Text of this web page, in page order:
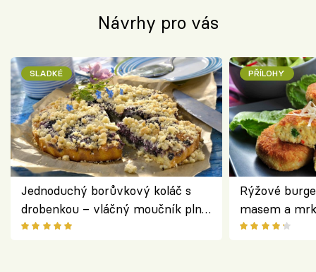
Návrhy pro vás
SLADKÉ
Jednoduchý borůvkový koláč s
drobenkou – vláčný moučník plný
ovoce
PŘÍLOHY
Rýžové
masem a
salátem –